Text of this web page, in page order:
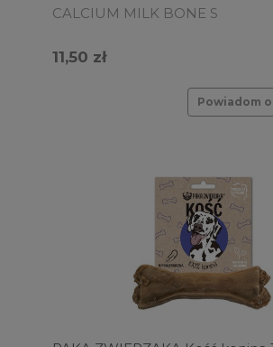
CALCIUM MILK BONE S
11,50 zł
Powiadom